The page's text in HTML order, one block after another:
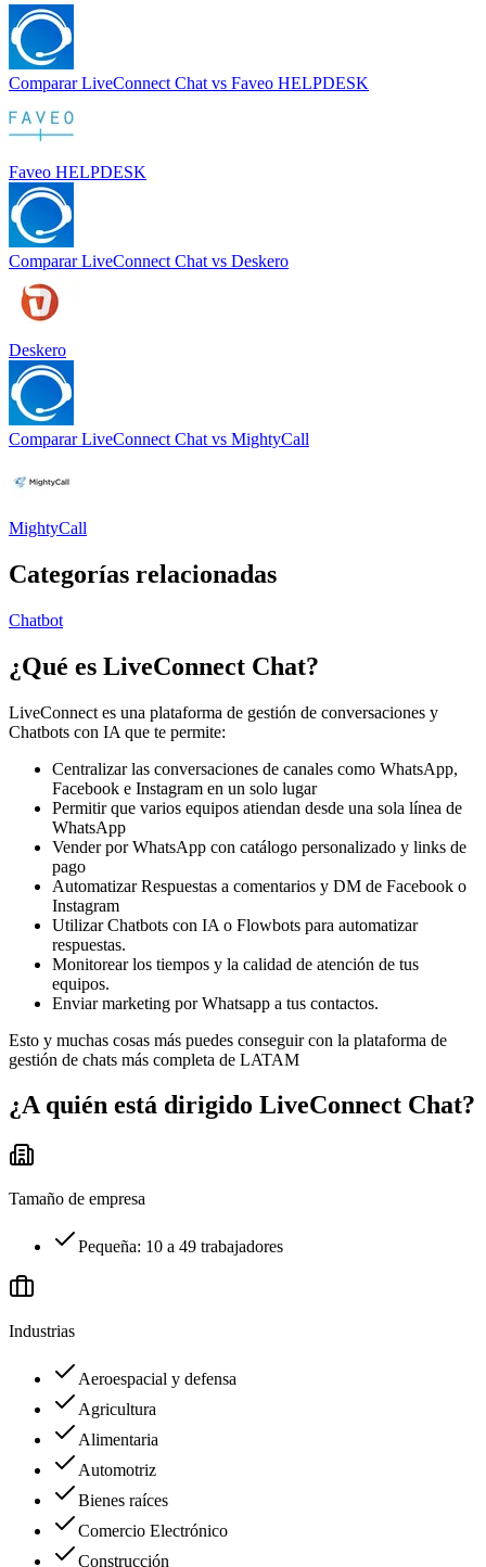
Comparar LiveConnect Chat vs Faveo HELPDESK
Faveo HELPDESK
Comparar LiveConnect Chat vs Deskero
Deskero
Comparar LiveConnect Chat vs MightyCall
MightyCall
Categorías relacionadas
Chatbot
¿Qué es LiveConnect Chat?
LiveConnect es una plataforma de gestión de conversaciones y
Chatbots con IA que te permite:
Centralizar las conversaciones de canales como WhatsApp,
Facebook e Instagram en un solo lugar
Permitir que varios equipos atiendan desde una sola línea de
WhatsApp
Vender por WhatsApp con catálogo personalizado y links de
pago
Automatizar Respuestas a comentarios y DM de Facebook o
Instagram
Utilizar Chatbots con IA o Flowbots para automatizar
respuestas.
Monitorear los tiempos y la calidad de atención de tus
equipos.
Enviar marketing por Whatsapp a tus contactos.
Esto y muchas cosas más puedes conseguir con la plataforma de
gestión de chats más completa de LATAM
¿A quién está dirigido LiveConnect Chat?
Tamaño de empresa
Pequeña: 10 a 49 trabajadores
Industrias
Aeroespacial y defensa
Agricultura
Alimentaria
Automotriz
Bienes raíces
Comercio Electrónico
Construcción